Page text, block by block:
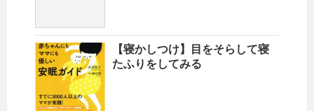
【寝かしつけ】目をそらして寝
たふりをしてみる